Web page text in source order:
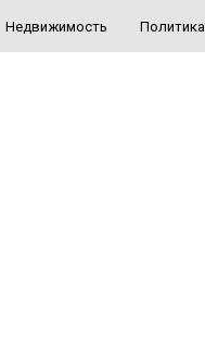
Недвижимость Политика